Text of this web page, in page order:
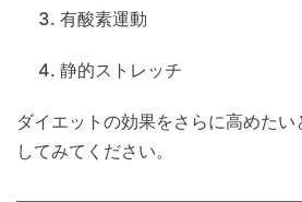
有酸素運動
静的ストレッチ
ダイエットの効果をさらに高めた
してみてください。